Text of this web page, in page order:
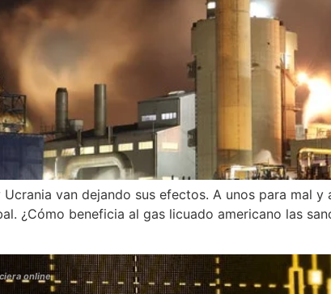
van dejando sus efectos. A unos para mal
¿Cómo beneficia al gas licuado americano las
online